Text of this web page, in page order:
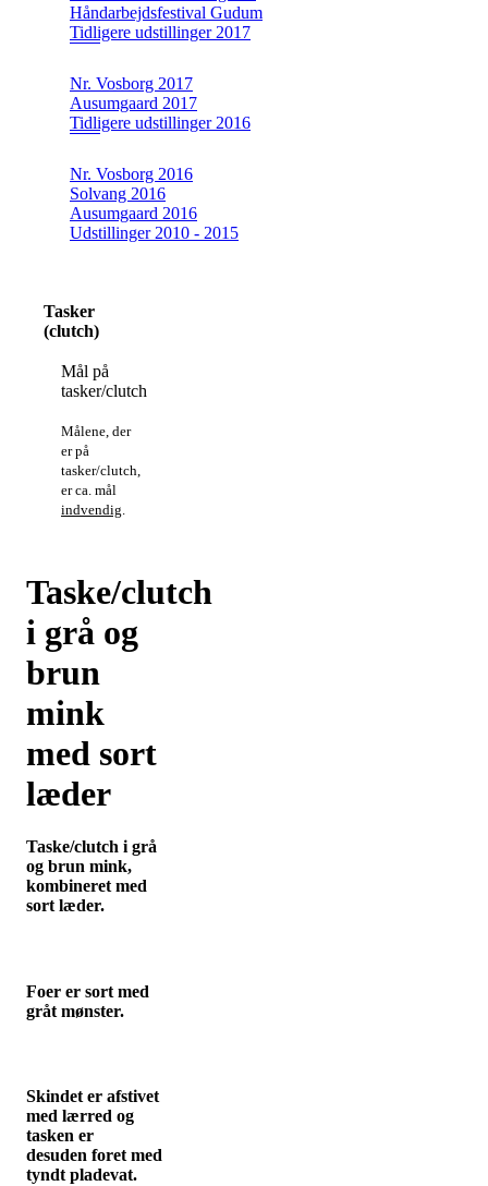
Håndarbejdsfestival Gudum
Tidligere udstillinger 2017
Nr. Vosborg 2017
Ausumgaard 2017
Tidligere udstillinger 2016
Nr. Vosborg 2016
Solvang 2016
Ausumgaard 2016
Udstillinger 2010 - 2015
Tasker
(clutch)
Mål på
tasker/clutch
Målene, der
er på
tasker/clutch,
er ca. mål
indvendig.
Taske/clutch
i grå og
brun
mink
med sort
læder
Taske/clutch i grå
og brun mink,
kombineret med
sort læder.
Foer er sort med
gråt mønster.
Skindet er afstivet
med lærred og
tasken er
desuden foret med
tyndt pladevat.